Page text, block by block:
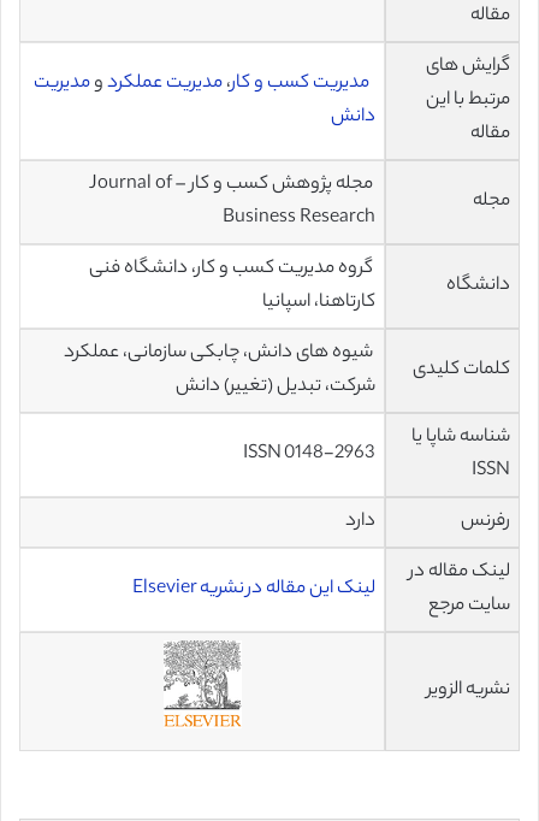
مقاله
گرایش های
مرتبط با این
مقاله
مدیریت کسب و کار،مدیریت عملکردومدیریت
دانش
مجله
مجله پژوهش کسب و کار – Journal of
Business Research
دانشگاه
گروه مدیریت کسب و کار، دانشگاه فنی
کارتاهنا، اسپانیا
کلمات کلیدی
شیوه های دانش، چابکی سازمانی، عملکرد
شرکت، تبدیل (تغییر) دانش
شناسه شاپا یا
ISSN
ISSN 0148-2963
رفرنس
دارد
لینک مقاله در
سایت مرجع
لینک این مقاله در نشریه Elsevier
نشریه الزویر